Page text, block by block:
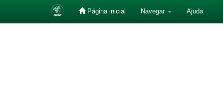
Página inicial Navegar Ajuda